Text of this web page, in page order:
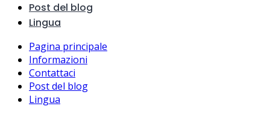
Post del blog
Lingua
Pagina principale
Informazioni
Contattaci
Post del blog
Lingua